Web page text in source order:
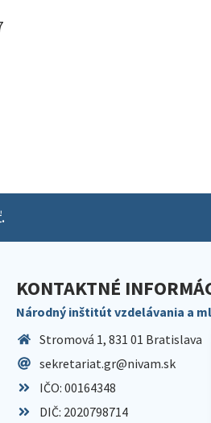
KONTAKTNÉ
Národný inštitút vzdelávania a
Stromová 1, 831 01 Bratislava
sekretariat.gr@nivam.sk
IČO: 00164348
DIČ: 2020798714